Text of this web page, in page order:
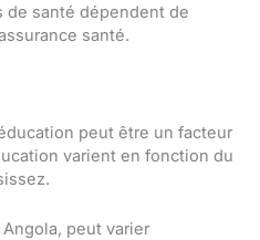
de santé dépendent de
santé.
peut être un facteur
varient en fonction du
peut varier